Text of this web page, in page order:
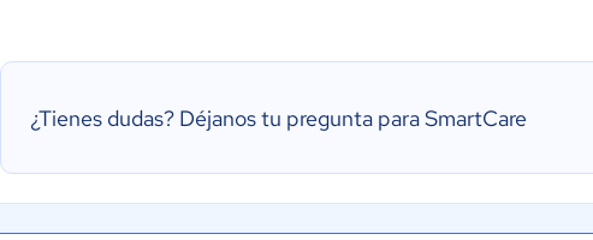
¿Tienes dudas? Déjanos tu pregunta para SmartCare